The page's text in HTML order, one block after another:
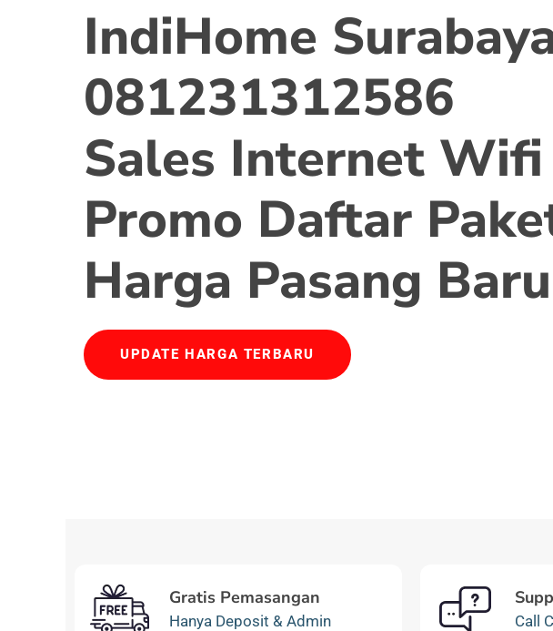
IndiHome
081231312586
Sales Internet Wifi
Promo Daftar
Harga Pasang Baru
UPDATE HARGA TERBARU
Gratis Pemasangan
Hanya Deposit & Admin Call